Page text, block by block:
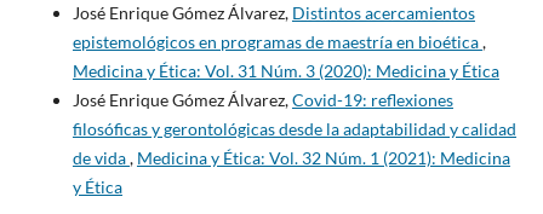
José Enrique Gómez Álvarez, Distintos acercamientos
epistemológicos en programas de maestría en bioética,
Medicina y Ética: Vol. 31 Núm. 3 (2020): Medicina y Ética
José Enrique Gómez Álvarez,Covid-19: reflexiones
filosóficas y gerontológicas desde la adaptabilidad y calidad
de vida, Medicina y Ética: Vol. 32 Núm. 1 (2021): Medicina
y Ética